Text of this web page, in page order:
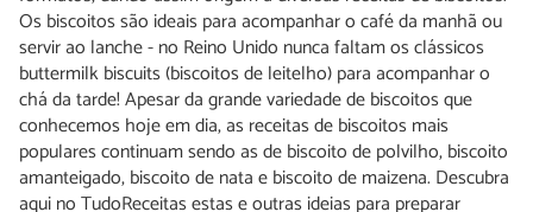
Os biscoitos são ideais para acompanhar o café da manhã ou
servir ao lanche - no Reino Unido nunca faltam os clássicos
buttermilk biscuits (biscoitos de leitelho) para acompanhar o
chá da tarde! Apesar da grande variedade de biscoitos que
conhecemos hoje em dia, as receitas de biscoitos mais
populares continuam sendo as de biscoito de polvilho, biscoito
amanteigado, biscoito de nata e biscoito de maizena. Descubra
aqui no TudoReceitas estas e outras ideias para preparar